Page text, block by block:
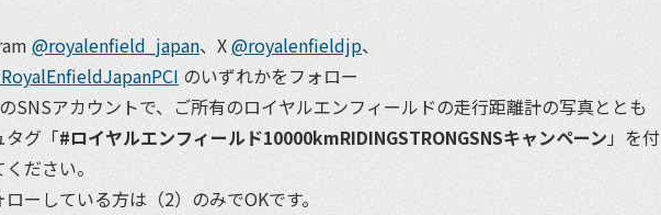
@royalenfield_japan、X@royalenfieldjp、
のいずれかをフォロー
SNSアカウントで、ご所有のロイヤルエンフィールドの走行距離計の写真ととも
タグ「#ロイヤルエンフィールド10000kmRIDINGSTRONGSNSキャンペーン」を付
ださい。
ーしている方は（2）のみでOKです。